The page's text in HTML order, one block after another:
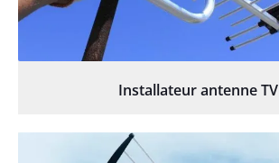
Installateur antenne TV